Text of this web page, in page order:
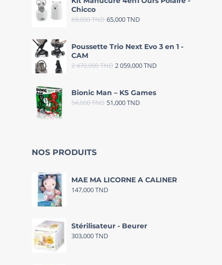
Chicco
69,000TND 65,000TND
Poussette Trio Next Evo 3 en 1 -
CAM
2 470,000TND 2 059,000TND
Bionic Man – KS Games
54,000TND 51,000TND
NOS PRODUITS
MAE MA LICORNE A CALINER
147,000TND
Stérilisateur - Beurer
303,000TND